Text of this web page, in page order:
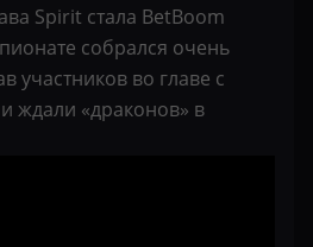
Spirit стала BetBoom
собрался очень
участников во главе с
ждали «драконов» в